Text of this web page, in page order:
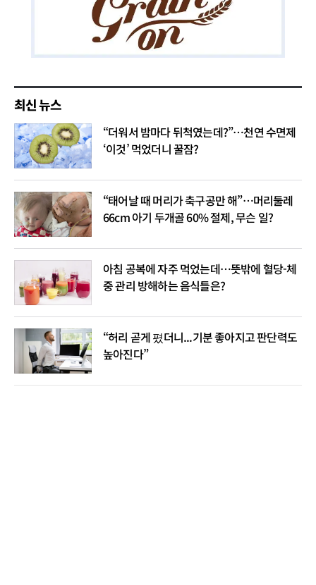
최신 뉴스
“더워서 밤마다 뒤척였는데?”…천연 수면제
‘이것’ 먹었더니 꿀잠?
“태어날 때 머리가 축구공만 해”…머리둘레
66cm 아기 두개골 60% 절제, 무슨 일?
아침 공복에 자주 먹었는데…뜻밖에 혈당-체
중 관리 방해하는 음식들은?
“허리 곧게 폈더니...기분 좋아지고 판단력도
높아진다”